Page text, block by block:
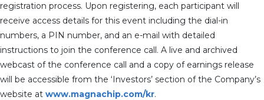
registration process. Upon registering, each participant will
receive access details for this event including the dial-in
numbers, a PIN number, and an e-mail with detailed
instructions to join the conference call. A live and archived
webcast of the conference call and a copy of earnings release
will be accessible from the ‘Investors’ section of the Company’s
website at www.magnachip.com/kr.